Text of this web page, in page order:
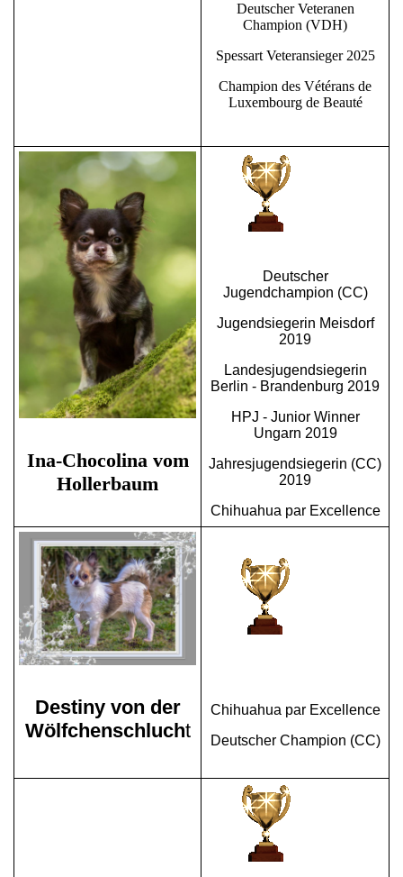
Deutscher Veteranen
Champion (VDH)
Spessart Veteransieger 2025
Champion des Vétérans de
Luxembourg de Beauté
Ina-Chocolina vom
Hollerbaum
Deutscher
Jugendchampion (CC)
Jugendsiegerin Meisdorf
2019
Landesjugendsiegerin
Berlin - Brandenburg 2019
HPJ - Junior Winner
Ungarn 2019
Jahresjugendsiegerin (CC)
2019
Chihuahua par Excellence
Destiny von der
Wölfchenschlucht
Chihuahua par Excellence
Deutscher Champion (CC)